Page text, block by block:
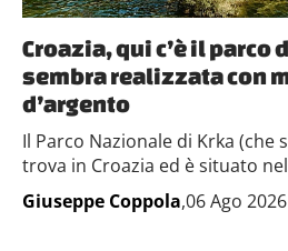
Croazia, qui c’è il parco
sembra realizzata con
d’argento
Il Parco Nazionale di Krka (che
trova in Croazia ed è situato
Giuseppe Coppola,06 Ago 2026